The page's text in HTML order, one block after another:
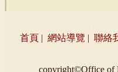
首頁 | 網站導覽 | 聯絡
copyright©Office